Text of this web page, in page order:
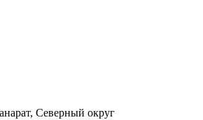
Северный округ